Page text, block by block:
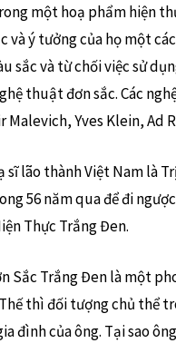
một hoạ phẩm hiện
ý tưởng của họ một
sắc và từ chối việc sử
thuật đơn sắc. Các
Malevich, Yves Klein, Ad
sĩ lão thành Việt Nam là
56 năm qua để đi
Thực Trắng Đen.
Sắc Trắng Đen là một
thì đối tượng chủ thể
đình của ông. Tại sao